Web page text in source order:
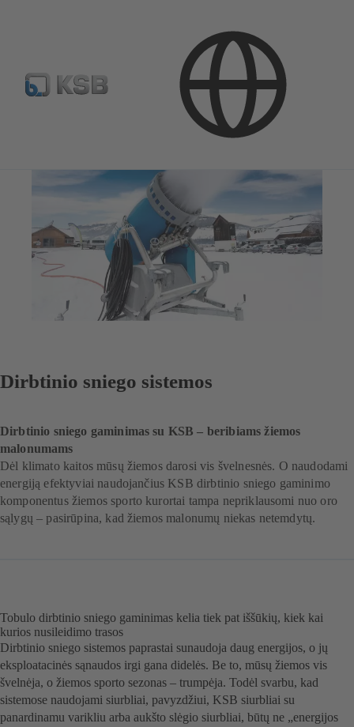
Pramonės technika Sniego patrankos
Dirbtinio sniego sistemos
Dirbtinio sniego gaminimas su KSB – beribiams žiemos
malonumams
Dėl klimato kaitos mūsų žiemos darosi vis švelnesnės. O naudodami
energiją efektyviai naudojančius KSB dirbtinio sniego gaminimo
komponentus žiemos sporto kurortai tampa nepriklausomi nuo oro
sąlygų – pasirūpina, kad žiemos malonumų niekas netemdytų.
Tobulo dirbtinio sniego gaminimas kelia tiek pat iššūkių, kiek kai
kurios nusileidimo trasos
Dirbtinio sniego sistemos paprastai sunaudoja daug energijos, o jų
eksploatacinės sąnaudos irgi gana didelės. Be to, mūsų žiemos vis
švelnėja, o žiemos sporto sezonas – trumpėja. Todėl svarbu, kad
sistemose naudojami siurbliai, pavyzdžiui, KSB siurbliai su
panardinamu varikliu arba aukšto slėgio siurbliai, būtų ne „energijos